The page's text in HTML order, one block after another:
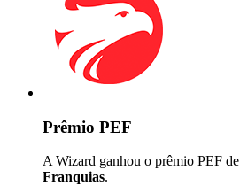
Prêmio PEF
A Wizard ganhou o prêmio PEF de
Franquias.